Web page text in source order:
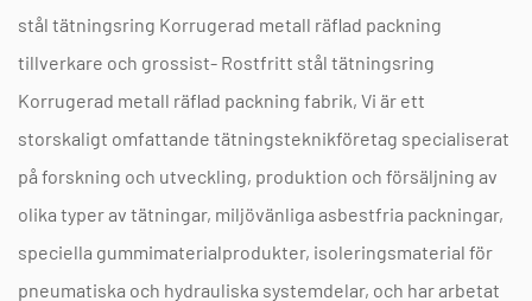
was founded in 2004 and located in Taixing, Jiangsu
Province, we manufacture these components to
withstand rigorous scientific testing. Our Nofstein
brand focuses on providing high-end sealing
solutions that utilize advanced materials to adapt to
quality management manuals, we ensure the
stål tätningsring Korrugerad metall räflad packning
tillverkare och grossist- Rostfritt stål tätningsring
Korrugerad metall räflad packning fabrik, Vi är ett
storskaligt omfattande tätningsteknikföretag specialiserat
på forskning och utveckling, produktion och försäljning av
olika typer av tätningar, miljövänliga asbestfria packningar,
speciella gummimaterialprodukter, isoleringsmaterial för
pneumatiska och hydrauliska systemdelar, och har arbetat